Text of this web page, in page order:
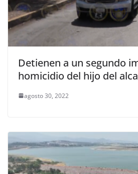
Detienen a un segundo
homicidio del hijo del
agosto 30, 2022